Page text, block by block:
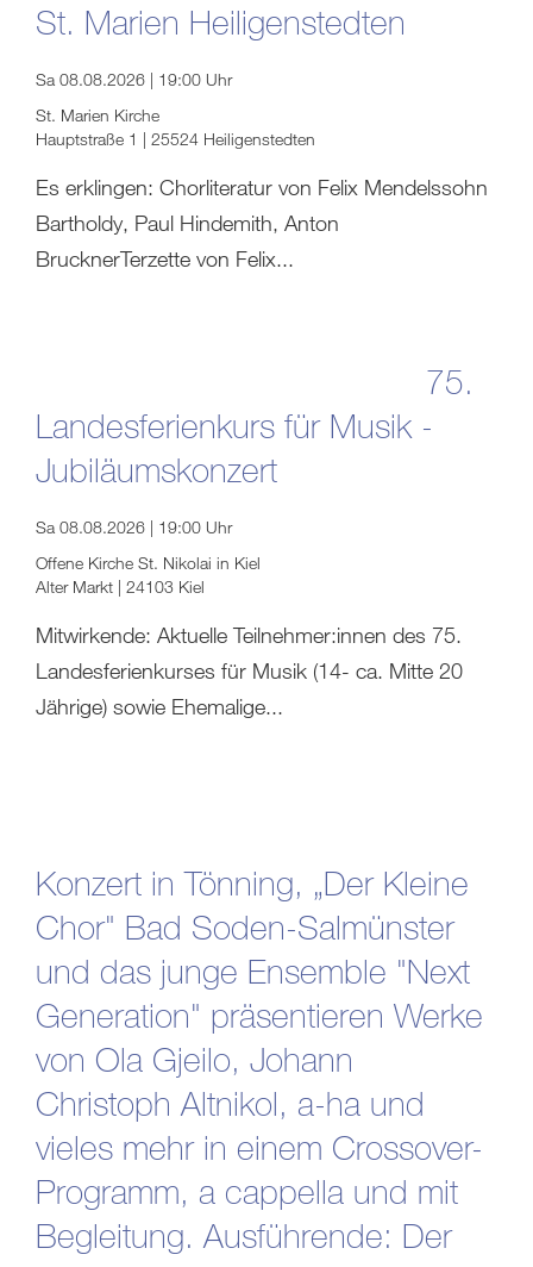
St. Marien Heiligenstedten
Sa 08.08.2026 | 19:00 Uhr
St. Marien Kirche
Hauptstraße 1 | 25524 Heiligenstedten
Es erklingen: Chorliteratur von Felix Mendelssohn
Bartholdy, Paul Hindemith, Anton
BrucknerTerzette von Felix...
75.
Landesferienkurs für Musik -
Jubiläumskonzert
Sa 08.08.2026 | 19:00 Uhr
Offene Kirche St. Nikolai in Kiel
Alter Markt | 24103 Kiel
Mitwirkende: Aktuelle Teilnehmer:innen des 75.
Landesferienkurses für Musik (14- ca. Mitte 20
Jährige) sowie Ehemalige...
Konzert in Tönning, „Der Kleine
Chor" Bad Soden-Salmünster
und das junge Ensemble "Next
Generation" präsentieren Werke
von Ola Gjeilo, Johann
Christoph Altnikol, a-ha und
vieles mehr in einem Crossover-
Programm, a cappella und mit
Begleitung. Ausführende: Der